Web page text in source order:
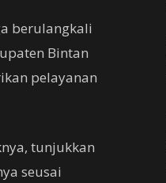
berulangkali
Bintan
pelayanan
tunjukkan
seusai